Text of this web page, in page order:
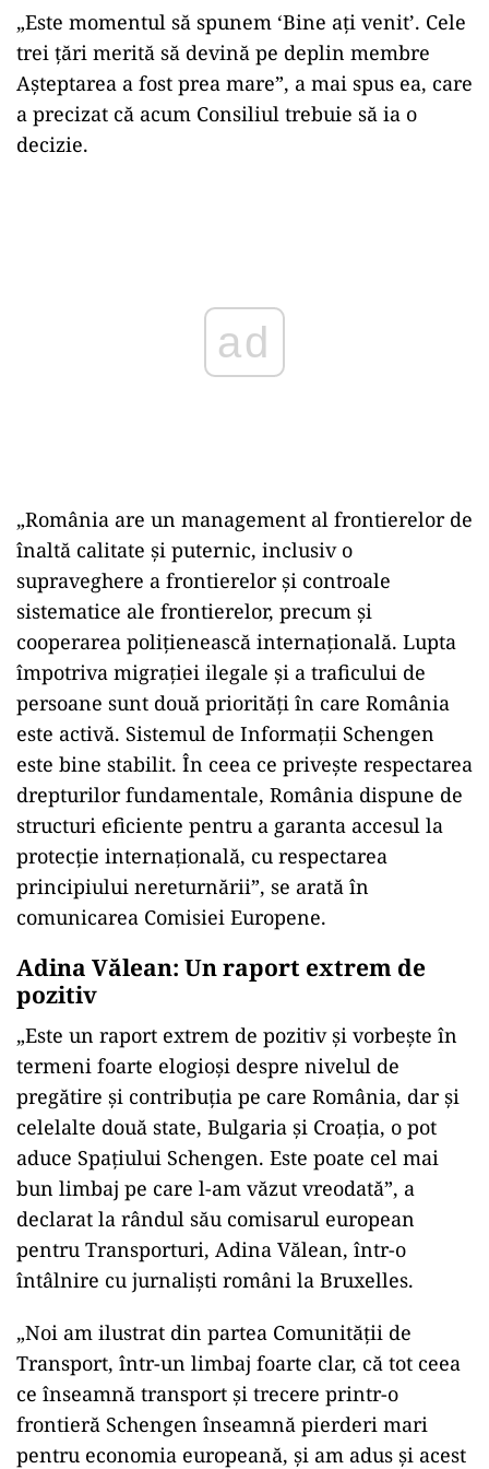
„Este momentul să spunem ‘Bine aţi venit’. Cele
trei ţări merită să devină pe deplin membre
Aşteptarea a fost prea mare”, a mai spus ea, care
a precizat că acum Consiliul trebuie să ia o
decizie.
„România are un management al frontierelor de
înaltă calitate şi puternic, inclusiv o
supraveghere a frontierelor şi controale
sistematice ale frontierelor, precum şi
cooperarea poliţienească internaţională. Lupta
împotriva migraţiei ilegale şi a traficului de
persoane sunt două priorităţi în care România
este activă. Sistemul de Informaţii Schengen
este bine stabilit. În ceea ce priveşte respectarea
drepturilor fundamentale, România dispune de
structuri eficiente pentru a garanta accesul la
protecţie internaţională, cu respectarea
principiului nereturnării”, se arată în
comunicarea Comisiei Europene.
Adina Vălean: Un raport extrem de
pozitiv
„Este un raport extrem de pozitiv şi vorbeşte în
termeni foarte elogioşi despre nivelul de
pregătire şi contribuţia pe care România, dar şi
celelalte două state, Bulgaria şi Croaţia, o pot
aduce Spaţiului Schengen. Este poate cel mai
bun limbaj pe care l-am văzut vreodată”, a
declarat la rândul său comisarul european
pentru Transporturi, Adina Vălean, într-o
întâlnire cu jurnalişti români la Bruxelles.
„Noi am ilustrat din partea Comunităţii de
Transport, într-un limbaj foarte clar, că tot ceea
ce înseamnă transport şi trecere printr-o
frontieră Schengen înseamnă pierderi mari
pentru economia europeană, şi am adus şi acest